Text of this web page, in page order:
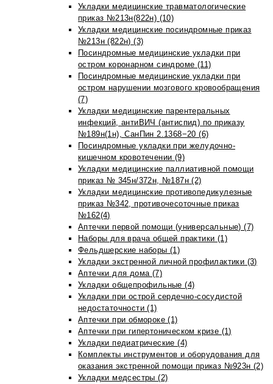
Укладки медицинские травматологические
приказ №213н(822н) (10)
Укладки медицинские посиндромные приказ
№213н (822н) (3)
Посиндромные медицинские укладки при
остром коронарном синдроме (11)
Посиндромные медицинские укладки при
остром нарушении мозгового кровообращения
(7)
Укладки медицинские парентеральных
инфекций, антиВИЧ (антиспид) по приказу
№189н(1н), СанПин 2.1368−20 (6)
Посиндромные укладки при желудочно-
кишечном кровотечении (9)
Укладки медицинские паллиативной помощи
приказ № 345н/372н, №187н (2)
Укладки медицинские противопедикулезные
приказ №342, противочесоточные приказ
№162(4)
Аптечки первой помощи (универсальные) (7)
Наборы для врача общей практики (1)
Фельдшерские наборы (1)
Укладки экстренной личной профилактики (3)
Аптечки для дома (7)
Укладки общепрофильные (4)
Укладки при острой сердечно-сосудистой
недостаточности (1)
Аптечки при обмороке (1)
Аптечки при гипертоническом кризе (1)
Укладки педиатрические (4)
Комплекты инструментов и оборудования для
оказания экстренной помощи приказ №923н (2)
Укладки медсестры (2)